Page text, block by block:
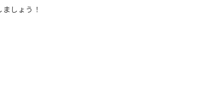
しょう！